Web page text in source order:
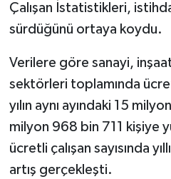
Çalışan İstatistikleri,
sürdüğünü ortaya koydu.
Verilere göre sanayi,
sektörleri toplamında
yılın aynı ayındaki 15
milyon 968 bin 711 kişiye
ücretli çalışan sayısında
artış gerçekleşti.